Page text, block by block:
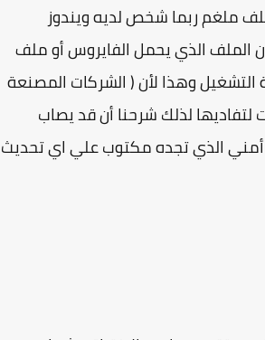
ملغم ربما شخص لديه ويندوز
ومن هنا نفهم أن الملف الذي يحمل الفايروس أو ملف
وهذا لأن ( الشركات المصنعة
لذلك شرحنا أن قد يصاب
الذي تجده مكتوب علي اي تحديث